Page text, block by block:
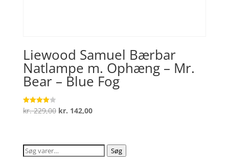
Liewood Samuel Bærbar
Natlampe m. Ophæng – Mr.
Bear – Blue Fog
Vurderet
4
kr.229,00 Den
var:
kr. 229,00.
kr. 142,00Den
er:
kr. 142,00.
Søg
Søg